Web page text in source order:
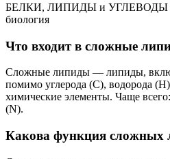
БЕЛКИ, ЛИПИДЫ и УГЛЕВОДЫ
биология
Что входит в сложные
Сложные липиды — липиды,
помимо углерода (С), водорода
химические элементы. Чаще
(N).
Какова функция сложных